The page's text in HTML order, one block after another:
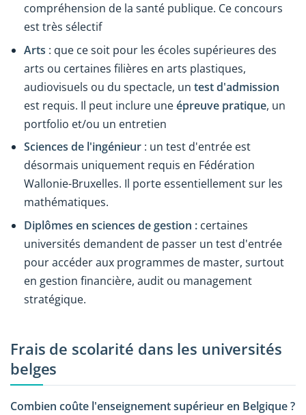
compréhension de la santé publique. Ce concours
est très sélectif
Arts : que ce soit pour les écoles supérieures des
arts ou certaines filières en arts plastiques,
audiovisuels ou du spectacle, un test d'admission
est requis. Il peut inclure uneépreuve pratique, un
portfolio et/ou un entretien
Sciences de l'ingénieur : un test d'entrée est
désormais uniquement requis en Fédération
Wallonie-Bruxelles. Il porte essentiellement sur les
mathématiques.
Diplômes en sciences de gestion : certaines
universités demandent de passer un test d'entrée
pour accéder aux programmes de master, surtout
en gestion financière, audit ou management
stratégique.
Frais de scolarité dans les universités
belges
Combien coûte l'enseignement supérieur en Belgique ?